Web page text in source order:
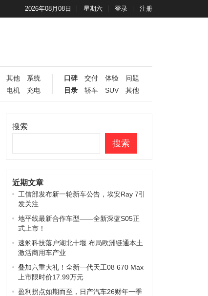
2026年08月08日 星期六 登录 注册
其他
系统
电机 充电
口碑 交付 体验
问题
目录
轿车 SUV 其他
搜索
搜索
近期文章
工信部发布新一轮新车公告，埃安Ray 7引
发关注
地平线最新合作车型——全新深蓝S05正
式上市！
速豹科技落户湖北十堰 布局欧洲链通本土
激活商用车产业
叠加六重大礼！全新一代天工08 670 Max
上市限时价17.99万元
盈利拐点如期而至，日产汽车26财年一季